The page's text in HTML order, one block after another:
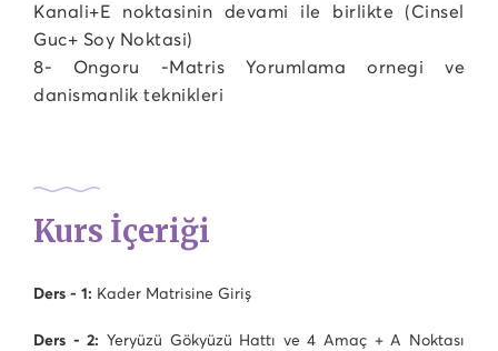
Kanali+E noktasinin devami ile birlikte (Cinsel
Guc+ Soy Noktasi)
8- Ongoru -Matris Yorumlama ornegi ve
danismanlik teknikleri
Kurs İçeriği
Ders - 1: Kader Matrisine Giriş
Ders - 2: Yeryüzü Gökyüzü Hattı ve 4 Amaç + A Noktası